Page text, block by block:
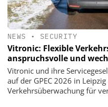
NEWS • SECURITY
Vitronic: Flexible
anspruchsvolle und
Vitronic und ihre
auf der GPEC 2026 in
Verkehrsüberwachung für